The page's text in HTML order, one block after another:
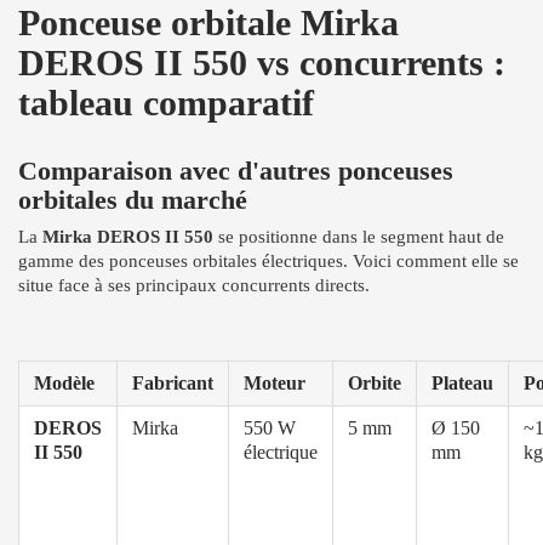
Ponceuse orbitale Mirka
DEROS II 550 vs concurrents :
tableau comparatif
Comparaison avec d'autres ponceuses
orbitales du marché
La Mirka DEROS II 550 se positionne dans le segment haut de
gamme des ponceuses orbitales électriques. Voici comment elle se
situe face à ses principaux concurrents directs.
Modèle Fabricant Moteur Orbite Plateau
DEROS
II 550
Mirka
550 W
électrique
5 mm
Ø 150
mm
kg